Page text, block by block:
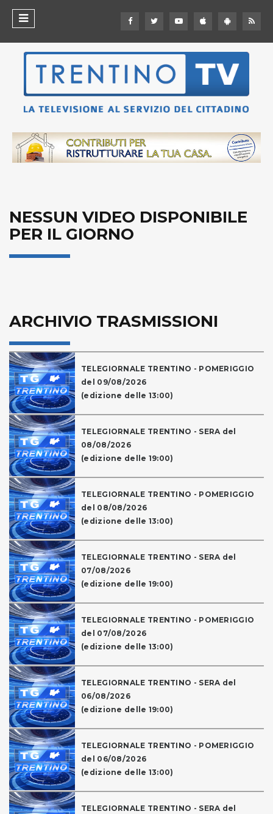
NESSUN VIDEO DISPONIBILE
PER IL GIORNO
ARCHIVIO TRASMISSIONI
TELEGIORNALE TRENTINO - POMERIGGIO
del 09/08/2026
(edizione delle 13:00)
TELEGIORNALE TRENTINO - SERA del
08/08/2026
(edizione delle 19:00)
TELEGIORNALE TRENTINO - POMERIGGIO
del 08/08/2026
(edizione delle 13:00)
TELEGIORNALE TRENTINO - SERA del
07/08/2026
(edizione delle 19:00)
TELEGIORNALE TRENTINO - POMERIGGIO
del 07/08/2026
(edizione delle 13:00)
TELEGIORNALE TRENTINO - SERA del
06/08/2026
(edizione delle 19:00)
TELEGIORNALE TRENTINO - POMERIGGIO
del 06/08/2026
(edizione delle 13:00)
TELEGIORNALE TRENTINO - SERA del